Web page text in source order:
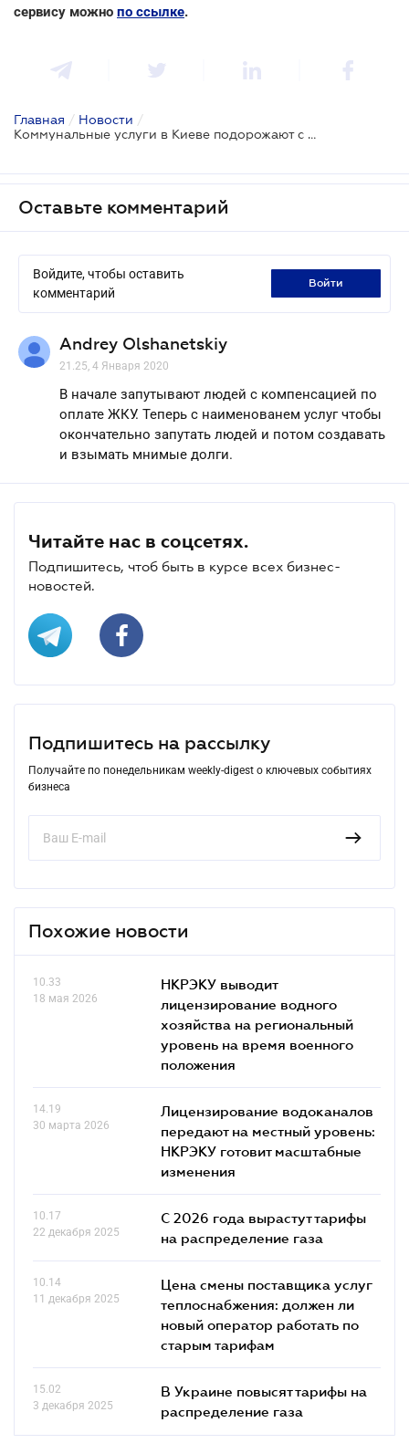
сервису можно по ссылке.
Главная / Новости /
Коммунальные услуги в Киеве подорожают с мая
Оставьте комментарий
Войдите, чтобы оставить
комментарий
войти
Andrey Olshanetskiy
21.25, 4 Января 2020
В начале запутывают людей с компенсацией по
оплате ЖКУ. Теперь с наименованем услуг чтобы
окончательно запутать людей и потом создавать
и взымать мнимые долги.
Читайте нас в соцсетях.
Подпишитесь, чтоб быть в курсе всех бизнес-
новостей.
Подпишитесь на рассылку
Получайте по понедельникам weekly-digest о ключевых событиях
бизнеса
Похожие новости
10.33
18 мая 2026
НКРЭКУ выводит
лицензирование водного
хозяйства на региональный
уровень на время военного
положения
14.19
30 марта 2026
Лицензирование водоканалов
передают на местный уровень:
НКРЭКУ готовит масштабные
изменения
10.17
22 декабря 2025
С 2026 года вырастут тарифы
на распределение газа
10.14
11 декабря 2025
Цена смены поставщика услуг
теплоснабжения: должен ли
новый оператор работать по
старым тарифам
15.02
3 декабря 2025
В Украине повысят тарифы на
распределение газа